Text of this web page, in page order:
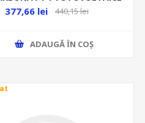
377,66 lei 440,15 lei
ADAUGĂ ȊN COŞ